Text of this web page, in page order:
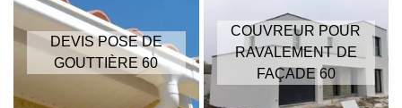
DEVIS POSE DE
GOUTTIÈRE 60
COUVREUR POUR
RAVALEMENT DE
FAÇADE 60